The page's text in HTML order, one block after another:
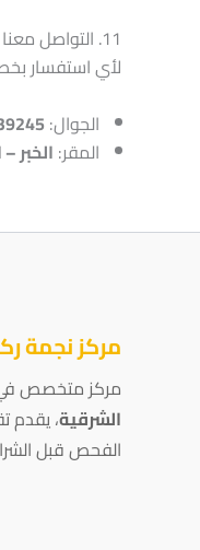
11. التواصل معنا
لأي استفسار
الجوال:
المقر: الخبر
مركز نجمة
مركز متخصص
الشرقية، يقدم
الفحص قبل